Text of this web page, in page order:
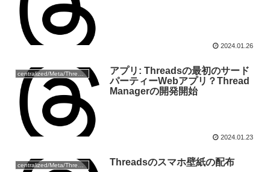
2024.01.26
centralized/Meta/Threads
アプリ: Threadsの最初のサード
パーティーWebアプリ？Thread
Managerの開発開始
2024.01.23
centralized/Meta/Threads Threadsのスマホ壁紙の配布